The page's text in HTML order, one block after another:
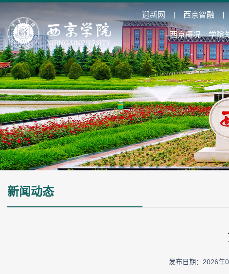
迎新网 西京智融
西京概况 学院
新闻动态
发布日期：2026年